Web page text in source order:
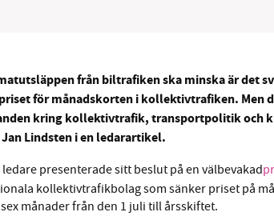
från biltrafiken ska minska är det
för månadskorten i kollektivtrafiken. Men
kring kollektivtrafik, transportpolitik och
Lindsten i en ledarartikel.
presenterade sitt beslut på en välbevakad
kollektivtrafikbolag som sänker priset på
månader från den 1 juli till årsskiftet.
nyhetsbevakning
och